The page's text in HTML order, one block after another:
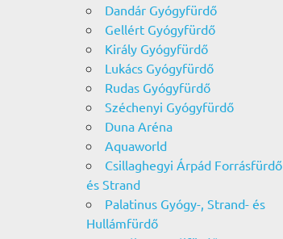
Dandár Gyógyfürdő
Gellért Gyógyfürdő
Király Gyógyfürdő
Lukács Gyógyfürdő
Rudas Gyógyfürdő
Széchenyi Gyógyfürdő
Duna Aréna
Aquaworld
Csillaghegyi Árpád Forrásfürdő
és Strand
Palatinus Gyógy-, Strand- és
Hullámfürdő